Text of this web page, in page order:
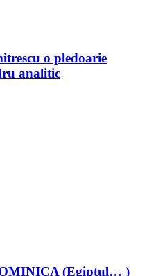
o pledoarie
analitic
(Egiptul… )